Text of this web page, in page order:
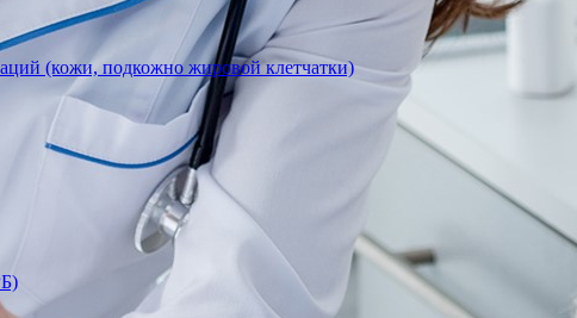
(кожи, подкожно жировой клетчатки)